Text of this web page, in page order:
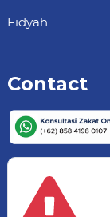
Fidyah
Contact